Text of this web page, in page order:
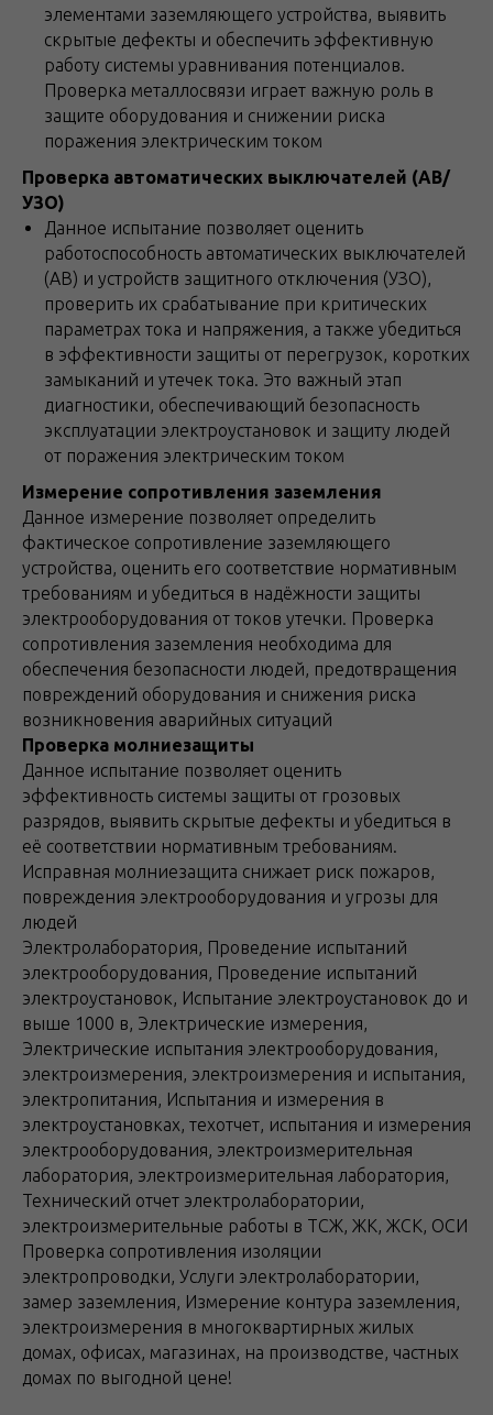
элементами заземляющего устройства, выявить
скрытые дефекты и обеспечить эффективную
работу системы уравнивания потенциалов.
Проверка металлосвязи играет важную роль в
защите оборудования и снижении риска
поражения электрическим током
Проверка автоматических выключателей (АВ/
УЗО)
Данное испытание позволяет оценить
работоспособность автоматических выключателей
(АВ) и устройств защитного отключения (УЗО),
проверить их срабатывание при критических
параметрах тока и напряжения, а также убедиться
в эффективности защиты от перегрузок, коротких
замыканий и утечек тока. Это важный этап
диагностики, обеспечивающий безопасность
эксплуатации электроустановок и защиту людей
от поражения электрическим током
Измерение сопротивления заземления
Данное измерение позволяет определить
фактическое сопротивление заземляющего
устройства, оценить его соответствие нормативным
требованиям и убедиться в надёжности защиты
электрооборудования от токов утечки. Проверка
сопротивления заземления необходима для
обеспечения безопасности людей, предотвращения
повреждений оборудования и снижения риска
возникновения аварийных ситуаций
Проверка молниезащиты
Данное испытание позволяет оценить
эффективность системы защиты от грозовых
разрядов, выявить скрытые дефекты и убедиться в
её соответствии нормативным требованиям.
Исправная молниезащита снижает риск пожаров,
повреждения электрооборудования и угрозы для
людей
Электролаборатория, Проведение испытаний
электрооборудования, Проведение испытаний
электроустановок, Испытание электроустановок до и
выше 1000 в, Электрические измерения,
Электрические испытания электрооборудования,
электроизмерения, электроизмерения и испытания,
электропитания, Испытания и измерения в
электроустановках, техотчет, испытания и измерения
электрооборудования, электроизмерительная
лаборатория, электроизмерительная лаборатория,
Технический отчет электролаборатории,
электроизмерительные работы в ТСЖ, ЖК, ЖСК, ОСИ
Проверка сопротивления изоляции
электропроводки, Услуги электролаборатории,
замер заземления, Измерение контура заземления,
электроизмерения в многоквартирных жилых
домах, офисах, магазинах, на производстве, частных
домах по выгодной цене!